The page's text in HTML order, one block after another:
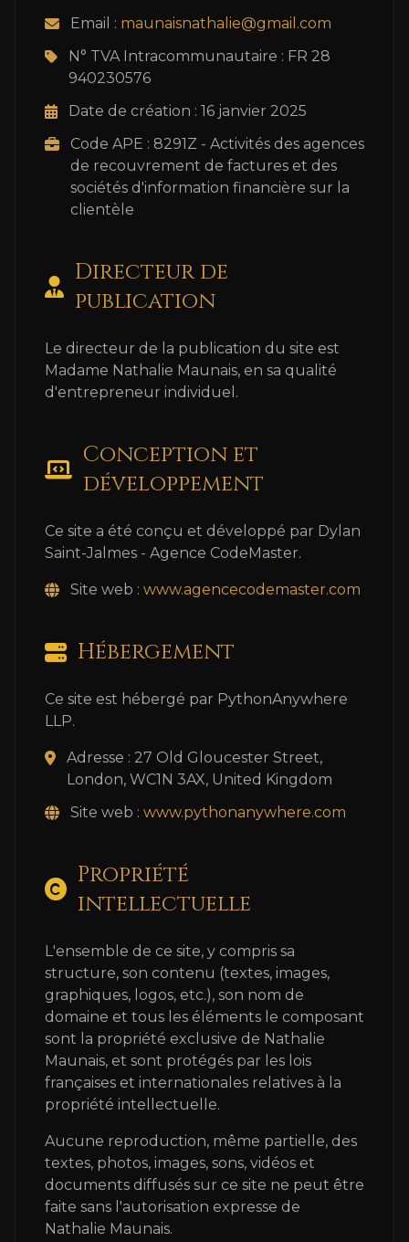
Email : maunaisnathalie@gmail.com
N° TVA Intracommunautaire : FR 28
940230576
Date de création : 16 janvier 2025
Code APE : 8291Z - Activités des agences
de recouvrement de factures et des
sociétés d'information financière sur la
clientèle
Directeur de
publication
Le directeur de la publication du site est
Madame Nathalie Maunais, en sa qualité
d'entrepreneur individuel.
Conception et
développement
Ce site a été conçu et développé par Dylan
Saint-Jalmes - Agence CodeMaster.
Site web : www.agencecodemaster.com
Hébergement
Ce site est hébergé par PythonAnywhere
LLP.
Adresse : 27 Old Gloucester Street,
London, WC1N 3AX, United Kingdom
Site web : www.pythonanywhere.com
Propriété
intellectuelle
L'ensemble de ce site, y compris sa
structure, son contenu (textes, images,
graphiques, logos, etc.), son nom de
domaine et tous les éléments le composant
sont la propriété exclusive de Nathalie
Maunais, et sont protégés par les lois
françaises et internationales relatives à la
propriété intellectuelle.
Aucune reproduction, même partielle, des
textes, photos, images, sons, vidéos et
documents diffusés sur ce site ne peut être
faite sans l'autorisation expresse de
Nathalie Maunais.